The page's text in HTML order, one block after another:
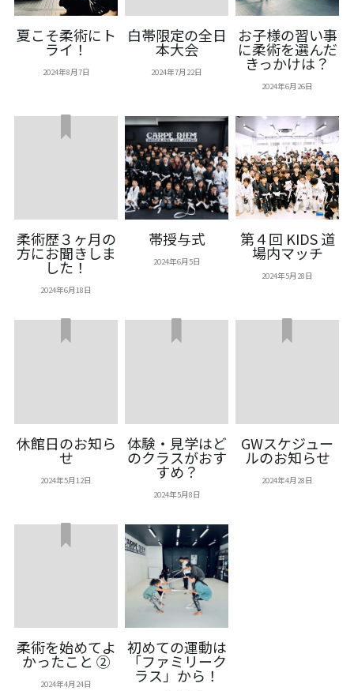
夏こそ柔術にト
ライ！
2024年8月7日
白帯限定の全日
本大会
2024年7月22日
お子様の習い事
に柔術を選んだ
きっかけは？
2024年6月26日
柔術歴３ヶ月の
方にお聞きしま
した！
2024年6月18日
帯授与式
2024年6月5日
第４回 KIDS 道
場内マッチ
2024年5月28日
休館日のお知ら
せ
2024年5月12日
体験・見学はど
のクラスがおす
すめ？
2024年5月8日
GWスケジュー
ルのお知らせ
2024年4月28日
柔術を始めてよ
かったこと ②
2024年4月24日
初めての運動は
「ファミリーク
ラス」から！